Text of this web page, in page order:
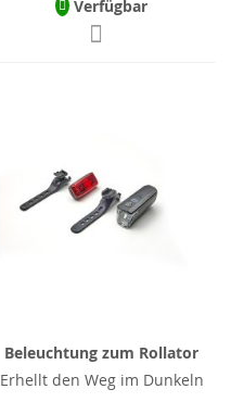
Verfügbar
Beleuchtung zum Rollator
Erhellt den Weg im Dunkeln